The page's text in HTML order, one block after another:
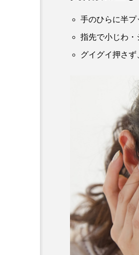
手のひらに半プ
指先で小じわ・
グイグイ押さ